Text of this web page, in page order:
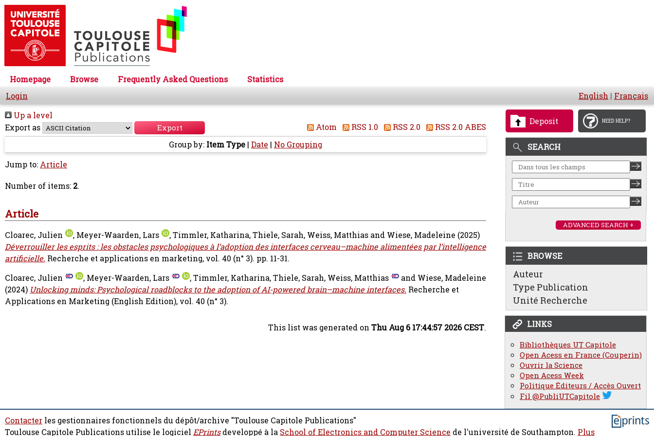
Homepage Browse Frequently Asked Questions
Statistics
Login
English | Français
Deposit NEED HELP?
SEARCH
ADVANCED SEARCH +
BROWSE
Auteur
Type Publication
Unité Recherche
LINKS
Bibliothèques UT Capitole
Open Acess en France (Couperin)
Ouvrir la Science
Open Acess Week
Politique Éditeurs / Accès Ouvert
Fil @PubliUTCapitole
Up a level
Export as
Atom RSS 1.0 RSS 2.0
RSS 2.0 ABES
Group by: Item Type | Date | No Grouping
Jump to: Article
Number of items: 2.
Article
Cloarec, Julien , Meyer-Waarden, Lars ,Timmler, Katharina,Thiele, Sarah, Weiss, Matthias and Wiese, Madeleine (2025)
Déverrouiller les esprits : les obstacles psychologiques à l’adoption des interfaces cerveau–machine alimentées par l’intelligence
artificielle. Recherche et applications en marketing, vol. 40 (n° 3). pp. 11-31.
Cloarec, Julien
, Meyer-Waarden, Lars ,Timmler, Katharina,Thiele, Sarah, Weiss, Matthias and Wiese, Madeleine
(2024) Unlocking minds: Psychological roadblocks to the adoption of AI-powered brain–machine interfaces. Recherche et
Applications en Marketing (English Edition), vol. 40 (n° 3).
This list was generated on Thu Aug 6 17:44:57 2026 CEST.
Contacter les gestionnaires fonctionnels du dépôt/archive "Toulouse Capitole Publications"
Toulouse Capitole Publications utilise le logiciel EPrintsdeveloppé à la School of Electronics and Computer Science de l'université de Southampton. Plus